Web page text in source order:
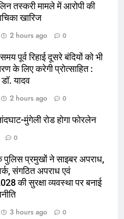
तस्करी मामले में आरोपी की
खारिज
2 hours ago 0
पूर्व रिहाई दूसरे बंदियों को भी
के लिए करेगी प्रोत्साहित :
यादव
2 hours ago 0
मुंगेली रोड होगा फोरलेन
0
पुलिस प्रमुखों ने साइबर अपराध,
संगठित अपराध एवं
की सुरक्षा व्यवस्था पर बनाई
3 hours ago 0